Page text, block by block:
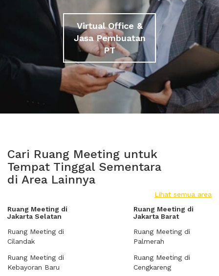
Virtual Office &
Jasa Pembuatan
PT
Cari Ruang Meeting untuk
Tempat Tinggal Sementara
di Area Lainnya
Lihat semua area
Ruang Meeting di
Jakarta Selatan
Ruang Meeting di
Cilandak
Ruang Meeting di
Kebayoran Baru
Ruang Meeting di
Jakarta Barat
Ruang Meeting di
Palmerah
Ruang Meeting di
Cengkareng